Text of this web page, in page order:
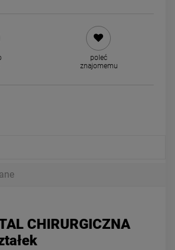
Bransoletka STAL
CHIRURGICZNA kwiatki
zdobione
59,00 zł
poleć
znajomemu
CHIRURGICZNA